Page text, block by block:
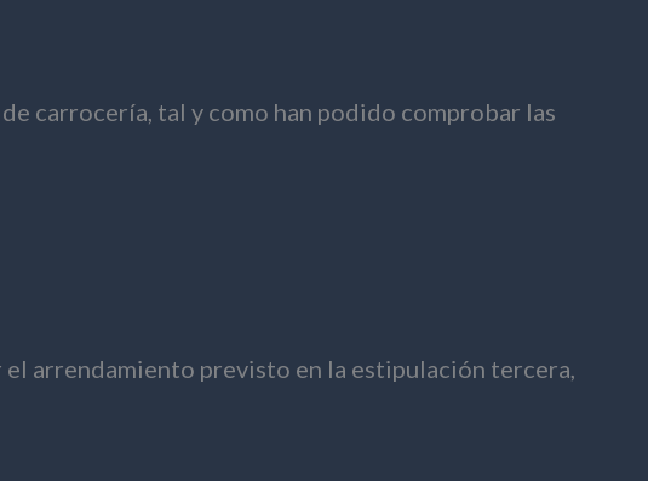
carrocería, tal y como han podido comprobar las
arrendamiento previsto en la estipulación tercera,